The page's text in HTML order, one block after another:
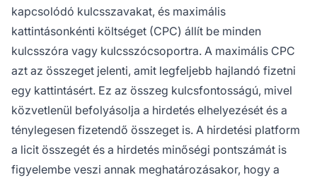
kapcsolódó kulcsszavakat, és maximális
kattintásonkénti költséget (CPC) állít be minden
kulcsszóra vagy kulcsszócsoportra. A maximális CPC
azt az összeget jelenti, amit legfeljebb hajlandó fizetni
egy kattintásért. Ez az összeg kulcsfontosságú, mivel
közvetlenül befolyásolja a hirdetés elhelyezését és a
ténylegesen fizetendő összeget is. A hirdetési platform
a licit összegét és a hirdetés minőségi pontszámát is
figyelembe veszi annak meghatározásakor, hogy a